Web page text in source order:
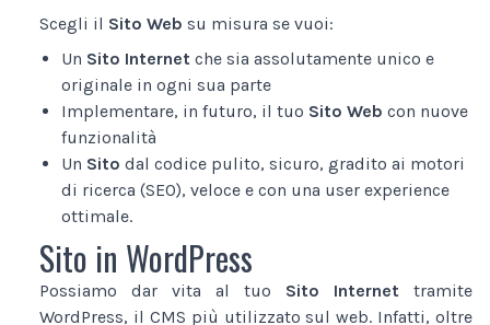
Scegli il Sito Web su misura se vuoi:
Un Sito Internet che sia assolutamente unico e
originale in ogni sua parte
Implementare, in futuro, il tuo Sito Web con nuove
funzionalità
Un Sito dal codice pulito, sicuro, gradito ai motori
di ricerca (SEO), veloce e con una user experience
ottimale.
Sito in WordPress
Possiamo dar vita al tuo Sito Internet tramite
WordPress, il CMS più utilizzato sul web. Infatti, oltre